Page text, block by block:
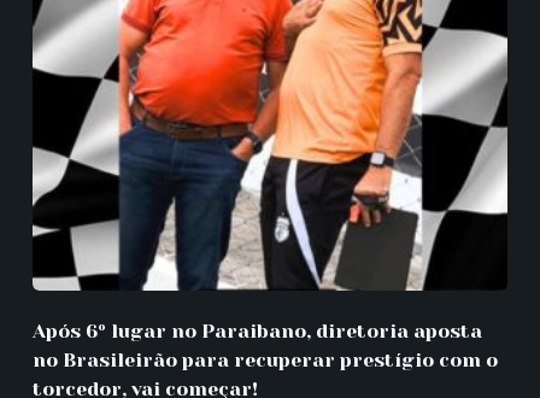
Após 6º lugar no Paraibano, diretoria aposta
no Brasileirão para recuperar prestígio com o
torcedor, vai começar!